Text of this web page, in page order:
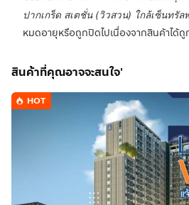
ปากเกร็ด สเตชั่น (วิวสวน) ใกล้เซ็นทรั
หมดอายุหรือถูกปิดไปเนื่องจากสินค้าได้ถู
สินค้าที่คุณอาจจะสนใจ'
HOT